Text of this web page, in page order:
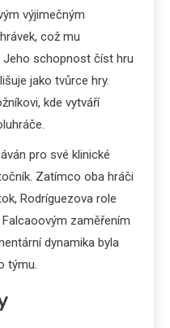
výjimečným
což mu
Jeho schopnost číst hru
jako tvůrce hry.
kde vytváří
pro své klinické
Zatímco oba hráči
Rodríguezova role
zaměřením
dynamika byla
týmu.